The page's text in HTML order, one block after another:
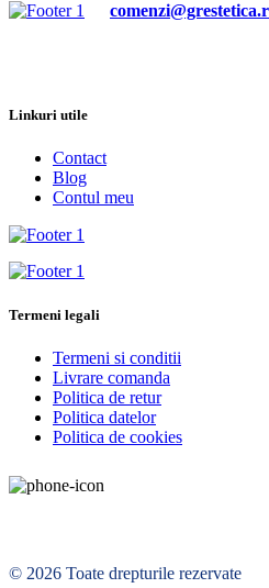
Linkuri utile
Contact
Blog
Contul meu
Termeni legali
Termeni si conditii
Livrare comanda
Politica de retur
Politica datelor
Politica de cookies
© 2026 Toate drepturile rezervate